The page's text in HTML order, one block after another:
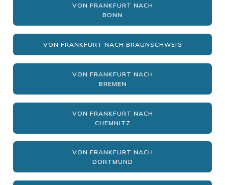
VON FRANKFURT NACH
BONN
VON FRANKFURT NACH BRAUNSCHWEIG
VON FRANKFURT NACH
BREMEN
VON FRANKFURT NACH
CHEMNITZ
VON FRANKFURT NACH
DORTMUND